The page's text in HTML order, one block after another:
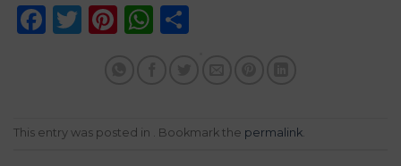
Facebook
Twitter
Pinterest
WhatsApp
This entry was posted in . Bookmark the permalink.